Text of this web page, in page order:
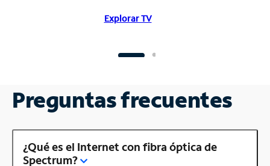
Explorar TV
Preguntas frecuentes
¿Qué es el Internet con fibra óptica de
Spectrum?